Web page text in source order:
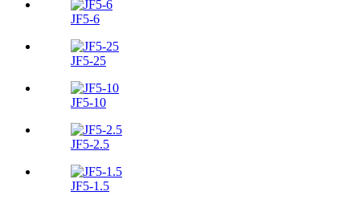
JF5-6
JF5-25
JF5-10
JF5-2.5
JF5-1.5